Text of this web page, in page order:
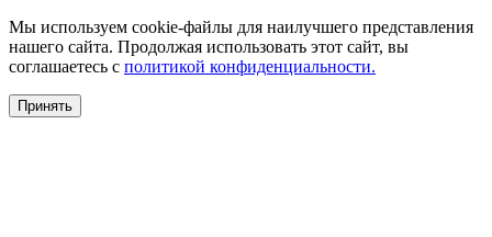
Мы используем cookie-файлы для наилучшего представления
нашего сайта. Продолжая использовать этот сайт, вы
соглашаетесь c политикой конфиденциальности.
Принять